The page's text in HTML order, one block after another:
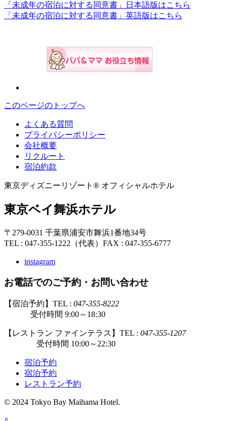
「未成年の宿泊に対する同意書」日本語版はこちら
「未成年の宿泊に対する同意書」英語版はこちら
このページのトップへ
よくある質問
プライバシーポリシー
会社概要
リクルート
宿泊約款
東京ディズニーリゾート® オフィシャルホテル
東京ベイ舞浜ホテル
〒279-0031 千葉県浦安市舞浜1番地34号
TEL : 047-355-1222（代表） FAX : 047-355-6777
instagram
お電話でのご予約・お問い合わせ
【宿泊予約】TEL : 047-355-8222
受付時間 9:00～18:30
【レストラン ファインテラス】TEL : 047-355-1207
受付時間 10:00～22:30
宿泊予約
宿泊予約
レストラン予約
© 2024 Tokyo Bay Maihama Hotel.
×